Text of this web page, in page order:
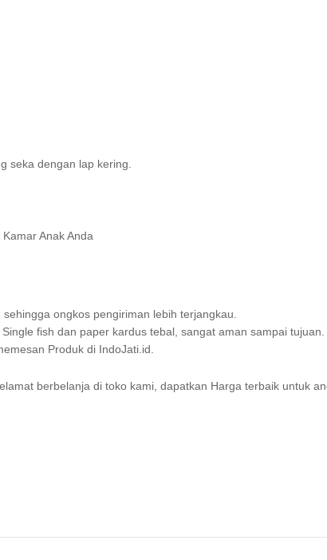
seka dengan lap kering.
Anak Anda
ongkos pengiriman lebih terjangkau.
fish dan paper kardus tebal, sangat aman sampai tujuan.
Produk di IndoJati.id.
berbelanja di toko kami, dapatkan Harga terbaik untuk